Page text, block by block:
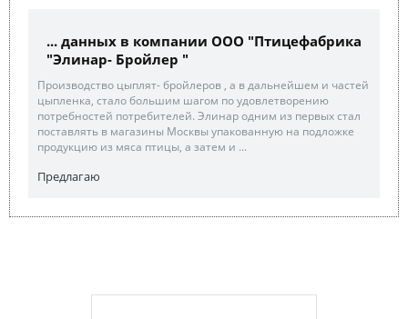
... данных в компании ООО "Птицефабрика
"Элинар- Бройлер "
Производство цыплят- бройлеров , а в дальнейшем и частей
цыпленка, стало большим шагом по удовлетворению
потребностей потребителей. Элинар одним из первых стал
поставлять в магазины Москвы упакованную на подложке
продукцию из мяса птицы, а затем и ...
Предлагаю